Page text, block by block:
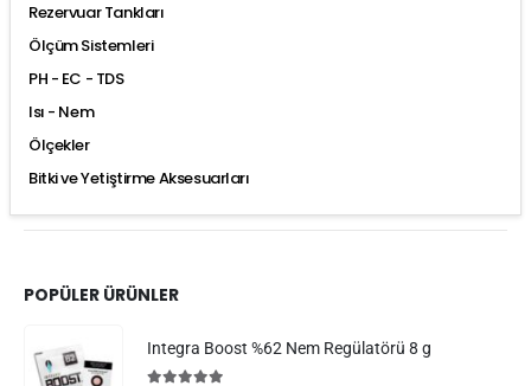
Rezervuar Tankları
Ölçüm Sistemleri
PH - EC - TDS
Isı - Nem
Ölçekler
Bitki ve Yetiştirme Aksesuarları
POPÜLER ÜRÜNLER
Integra Boost %62 Nem Regülatörü 8 g